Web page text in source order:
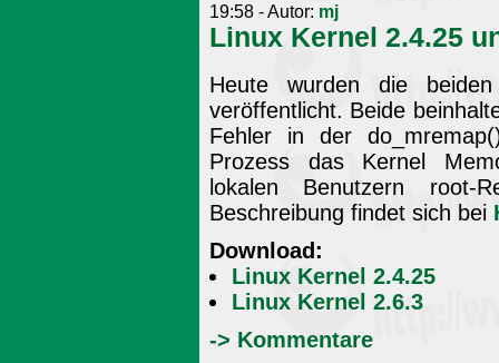
19:58 - Autor: mj
Linux Kernel 2.4.25
Heute wurden die
veröffentlicht. Beide
Fehler in der
Prozess das Kernel
lokalen Benutzern root-
Beschreibung findet sich bei
Download:
Linux Kernel 2.4.25
Linux Kernel 2.6.3
-> Kommentare